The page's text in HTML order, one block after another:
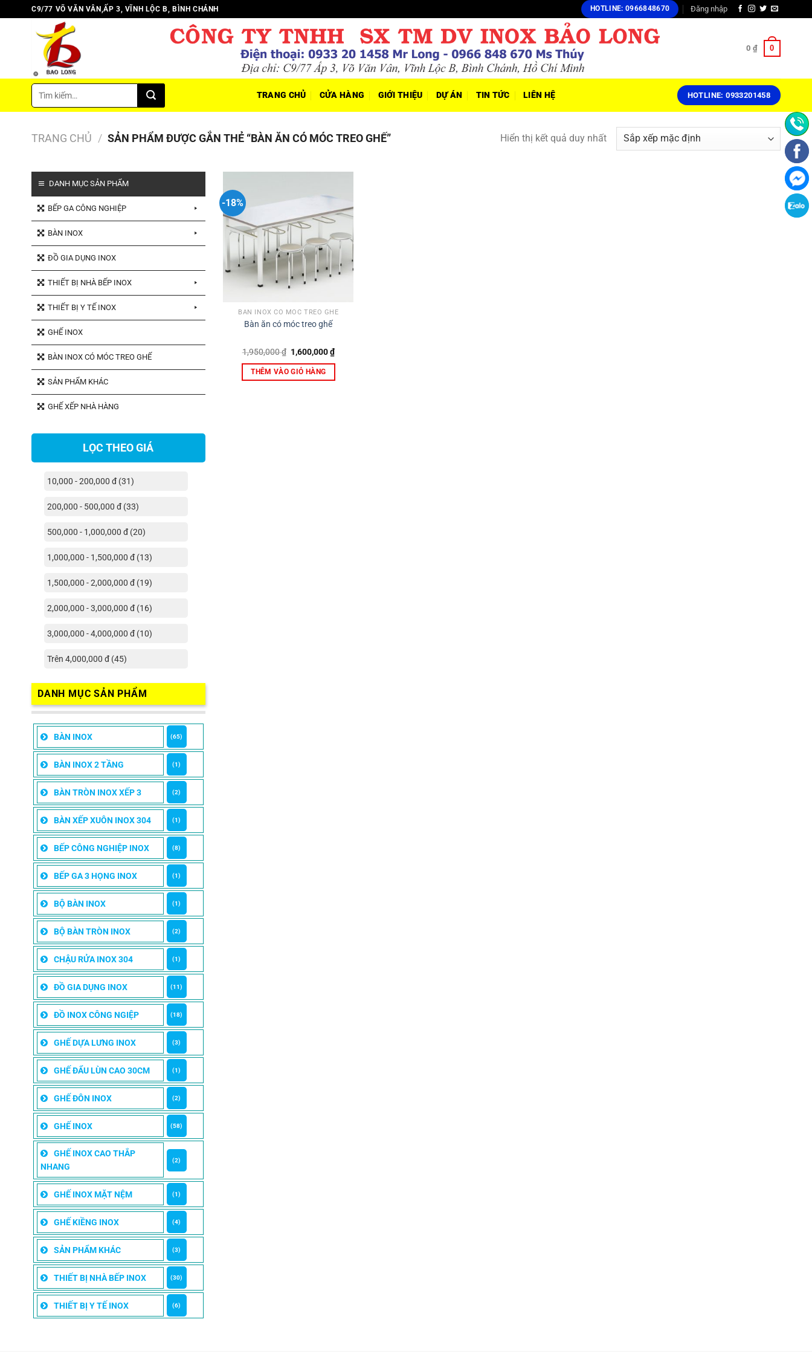
đến
C9/77 VÕ VĂN VÂN,ẤP 3, VĨNH LỘC B, BÌNH CHÁNH HOTLINE: 0966848670 Đăng nhập
0 ₫ 0
Tìm
kiếm:
TRANG CHỦ CỬA HÀNG GIỚI THIỆU DỰ ÁN TIN TỨC LIÊN HỆ HOTLINE: 0933201458
TRANG CHỦ / SẢN PHẨM ĐƯỢC GẮN THẺ “BÀN ĂN CÓ MÓC TREO GHẾ” Hiển thị kết quả duy nhất
DANH MỤC SẢN PHẨM
BẾP GA CÔNG NGHIỆP
BÀN INOX
ĐỒ GIA DỤNG INOX
THIẾT BỊ NHÀ BẾP INOX
THIẾT BỊ Y TẾ INOX
GHẾ INOX
BÀN INOX CÓ MÓC TREO GHẾ
SẢN PHẨM KHÁC
GHẾ XẾP NHÀ HÀNG
LỌC THEO GIÁ
10,000 - 200,000 đ (31)
200,000 - 500,000 đ (33)
500,000 - 1,000,000 đ (20)
1,000,000 - 1,500,000 đ (13)
1,500,000 - 2,000,000 đ (19)
2,000,000 - 3,000,000 đ (16)
3,000,000 - 4,000,000 đ (10)
Trên 4,000,000 đ (45)
DANH MỤC SẢN PHẨM
BÀN INOX (65)
BÀN INOX 2 TẦNG (1)
BÀN TRÒN INOX XẾP 3 (2)
BÀN XẾP XUÔN INOX 304 (1)
BẾP CÔNG NGHIỆP INOX (8)
BẾP GA 3 HỌNG INOX (1)
BỘ BÀN INOX (1)
BỘ BÀN TRÒN INOX (2)
CHẬU RỬA INOX 304 (1)
ĐỒ GIA DỤNG INOX (11)
ĐỒ INOX CÔNG NGIỆP (18)
GHẾ DỰA LƯNG INOX (3)
GHẾ ĐẨU LÙN CAO 30CM (1)
GHẾ ĐÔN INOX (2)
GHẾ INOX (58)
GHẾ INOX CAO THẮP
NHANG
(2)
GHẾ INOX MẶT NỆM (1)
GHẾ KIỀNG INOX (4)
SẢN PHẨM KHÁC (3)
THIẾT BỊ NHÀ BẾP INOX (30)
THIẾT BỊ Y TẾ INOX (6)
-18%
BÀN INOX CÓ MÓC TREO GHẾ
Bàn ăn có móc treo ghế
1,950,000₫ Giá
là:
1,950,000 ₫.
1,600,000₫Giá
hiện
THÊM VÀO GIỎ HÀNG